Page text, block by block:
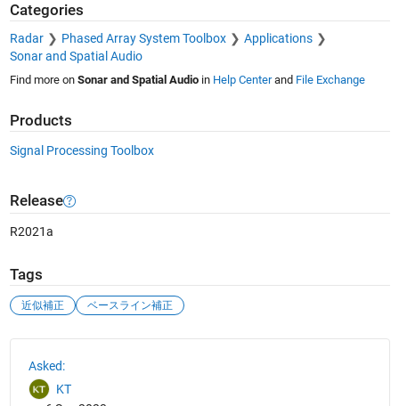
Categories
Radar Phased Array System Toolbox
Applications
Sonar and Spatial Audio
Find more on Sonar and Spatial Audioin Help Centerand File Exchange
Products
Signal Processing Toolbox
Release
R2021a
Tags
近似補正 ベースライン補正
Asked:
KT